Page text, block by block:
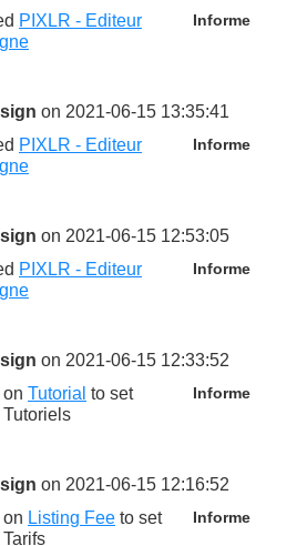
Informe
PIXLR - Editeur
on 2021-06-15 13:35:41
Informe
PIXLR - Editeur
on 2021-06-15 12:53:05
Informe
PIXLR - Editeur
on 2021-06-15 12:33:52
Informe
Tutorial to set
Tutoriels
on 2021-06-15 12:16:52
Informe
Listing Fee to set
Tarifs